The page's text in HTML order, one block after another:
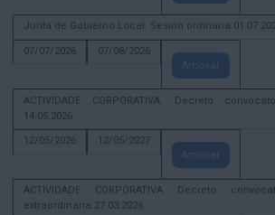
Junta de Gobierno Local. Sesión ordinaria
07/07/2026
07/08/2026
Amosar
ACTIVIDADE CORPORATIVA. Decreto
14.05.2026
12/05/2026
12/05/2027
Amosar
ACTIVIDADE CORPORATIVA Decreto
extraordinaria 27.03.2026